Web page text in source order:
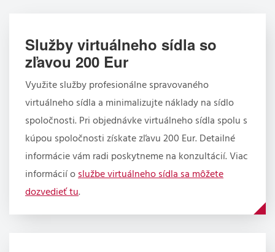
Služby virtuálneho sídla so
zľavou 200 Eur
Využite služby profesionálne spravovaného
virtuálneho sídla a minimalizujte náklady na sídlo
spoločnosti. Pri objednávke virtuálneho sídla spolu s
kúpou spoločnosti získate zľavu 200 Eur. Detailné
informácie vám radi poskytneme na konzultácií. Viac
informácií o službe virtuálneho sídla sa môžete
dozvedieť tu.